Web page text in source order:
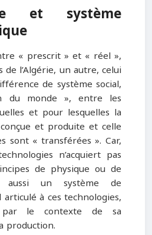
et système
« prescrit » et « réel »,
de l’Algérie, un autre, celui
de système social,
du monde », entre les
et pour lesquelles la
et produite et celle
sont « transférées ». Car,
n’acquiert pas
de physique ou de
aussi un système de
à ces technologies,
le contexte de sa
production.